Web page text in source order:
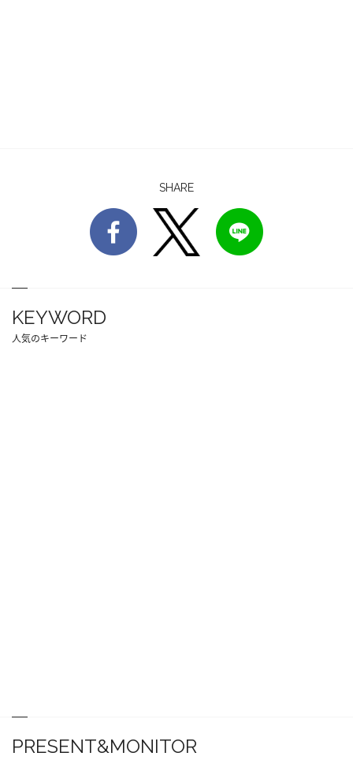
SHARE
KEYWORD
人気のキーワード
PRESENT&MONITOR